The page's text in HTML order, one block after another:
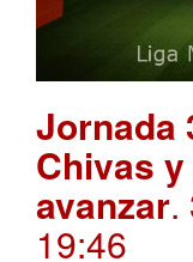
Jornada
Chivas
avanzar.
19:46